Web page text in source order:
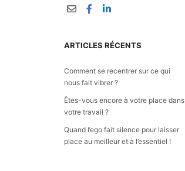
ARTICLES RÉCENTS
Comment se recentrer sur ce qui
nous fait vibrer ?
Êtes-vous encore à votre place dans
votre travail ?
Quand l’ego fait silence pour laisser
place au meilleur et à l’essentiel !